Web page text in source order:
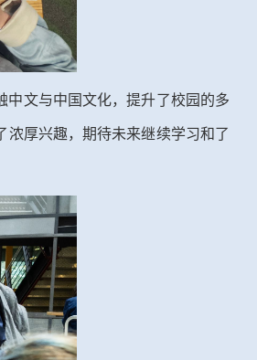
中文与中国文化，提升了校园的多
厚兴趣，期待未来继续学习和了